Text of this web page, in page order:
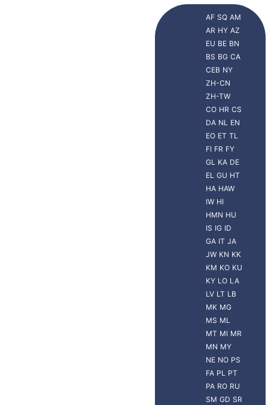
AF SQ AM
AR HY AZ
EU BE BN
BS BG CA
CEB NY
ZH-CN
ZH-TW
CO HR CS
DA NL EN
EO ET TL
FI FR FY
GL KA DE
EL GU HT
HA HAW
IW HI
HMN HU
IS IG ID
GA IT JA
JW KN KK
KM KO KU
KY LO LA
LV LT LB
MK MG
MS ML
MT MI MR
MN MY
NE NO PS
FA PL PT
PA RO RU
SM GD SR